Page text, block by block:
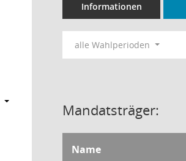
Informationen
alle Wahlperioden
Mandatsträger:
Name